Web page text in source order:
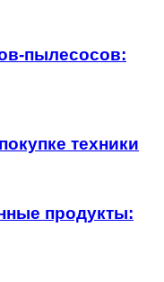
пылесосов:
техники
продукты: